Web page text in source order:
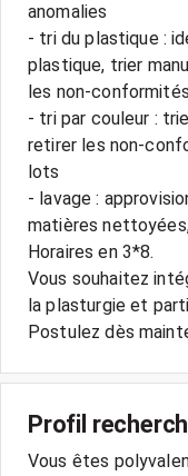
anomalies
- tri du plastique :
plastique, trier
les non-conformités
- tri par couleur :
retirer les non-
lots
- lavage :
matières
Horaires en 3*8.
Vous souhaitez
la plasturgie et
Postulez dès
Profil
Vous êtes